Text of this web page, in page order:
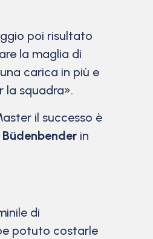
poi risultato
la maglia di
carica in più e
la squadra».
il successo è
Büdenbender in
di
potuto costarle